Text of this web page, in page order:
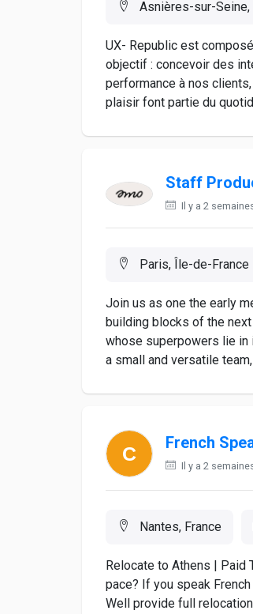
Asnières-sur-Seine,
UX- Republic est
objectif : concevoir des
performance à nos
plaisir font partie du
Staff
Il y a 2
Paris, Île-de-France
Join us as one the early
building blocks of the
whose superpowers lie in
a small and versatile
French
Il y a 2
Nantes, France
Relocate to Athens | Paid
pace? If you speak
Well provide full